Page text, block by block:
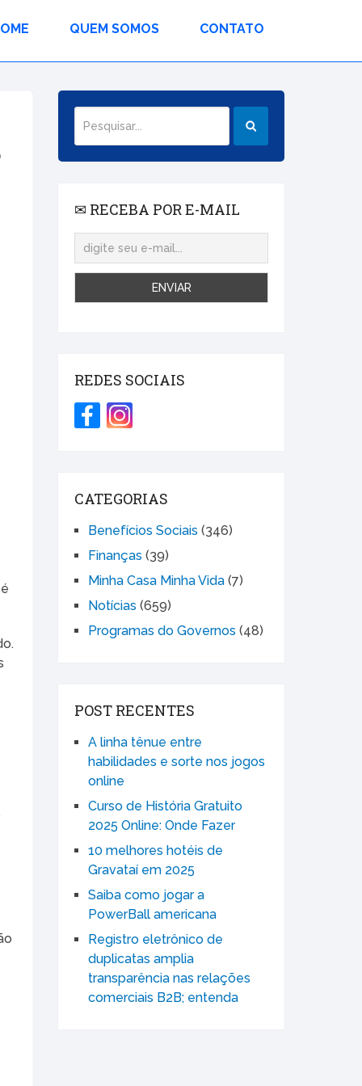
QUEM SOMOS CONTATO
✉ RECEBA POR E-MAIL
REDES SOCIAIS
CATEGORIAS
Benefícios Sociais (346)
Finanças (39)
Minha Casa Minha Vida (7)
Notícias (659)
Programas do Governos (48)
POST RECENTES
A linha tênue entre
habilidades e sorte nos jogos
online
Curso de História Gratuito
2025 Online: Onde Fazer
10 melhores hotéis de
Gravataí em 2025
Saiba como jogar a
PowerBall americana
Registro eletrônico de
duplicatas amplia
transparência nas relações
comerciais B2B; entenda